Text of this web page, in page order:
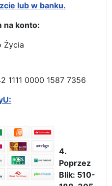
lub w banku.
na konto:
Życia
1111 0000 1587 7356
4.
Poprzez
Blik: 510-